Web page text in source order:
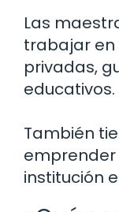
Las
trabajar en
privadas,
educativos.
También
emprender
institución